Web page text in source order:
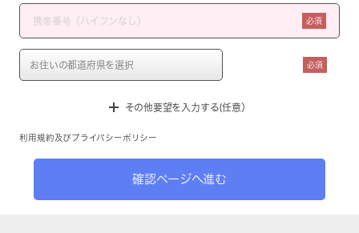
必須
必須
その他要望を入力する(任意）
利用規約 及び プライバシーポリシー
確認ページへ進む